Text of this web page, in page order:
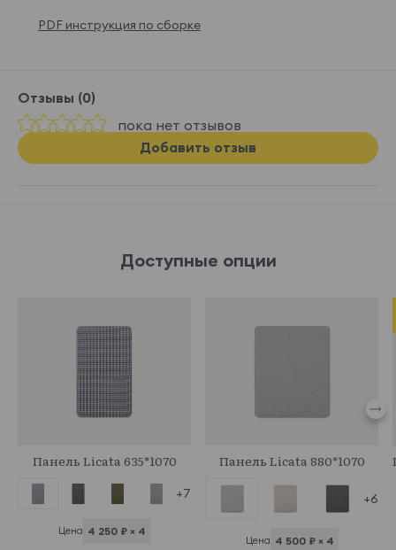
PDF инструкция по сборке
Отзывы (0)
пока нет отзывов
Добавить отзыв
Доступные опции
Панель Licata 635*1070
+7
Цена 4 250 ₽ × 4
Панель Licata 880*1070
+6
Цена 4 500 ₽ × 4